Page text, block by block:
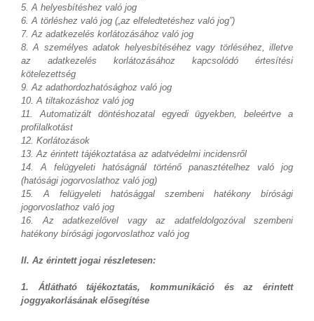
5. A helyesbítéshez való jog
6. A törléshez való jog („az elfeledtetéshez való jog”)
7. Az adatkezelés korlátozásához való jog
8. A személyes adatok helyesbítéséhez vagy törléséhez, illetve
az adatkezelés korlátozásához kapcsolódó értesítési
kötelezettség
9. Az adathordozhatósághoz való jog
10. A tiltakozáshoz való jog
11. Automatizált döntéshozatal egyedi ügyekben, beleértve a
profilalkotást
12. Korlátozások
13. Az érintett tájékoztatása az adatvédelmi incidensről
14. A felügyeleti hatóságnál történő panasztételhez való jog
(hatósági jogorvoslathoz való jog)
15. A felügyeleti hatósággal szembeni hatékony bírósági
jogorvoslathoz való jog
16. Az adatkezelővel vagy az adatfeldolgozóval szembeni
hatékony bírósági jogorvoslathoz való jog
II. Az érintett jogai részletesen:
1. Átlátható tájékoztatás, kommunikáció és az érintett
joggyakorlásának elősegítése